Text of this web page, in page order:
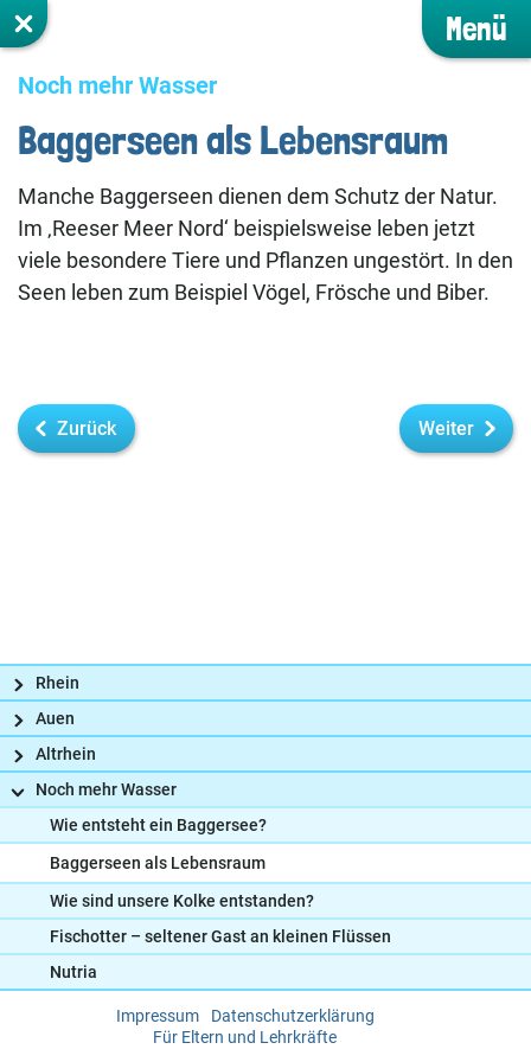
Menü
Noch mehr Wasser
Baggerseen als Lebensraum
Manche Baggerseen dienen dem Schutz der Natur.
Im ‚Reeser Meer Nord‘ beispielsweise leben jetzt
viele besondere Tiere und Pflanzen ungestört. In den
Seen leben zum Beispiel Vögel, Frösche und Biber.
Zurück Weiter
Rhein
Auen
Altrhein
Noch mehr Wasser
Wie entsteht ein Baggersee?
Baggerseen als Lebensraum
Wie sind unsere Kolke entstanden?
Fischotter – seltener Gast an kleinen Flüssen
Nutria
Impressum
Datenschutzerklärung
Für Eltern und Lehrkräfte